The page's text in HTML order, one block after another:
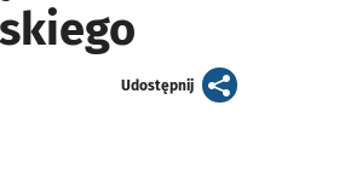
Udostępnijartykuł